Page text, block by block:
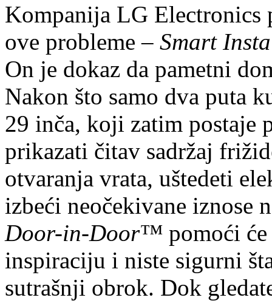
Kompanija LG Electronics
ove probleme – Smart
On je dokaz da pametni
Nakon što samo dva puta
29 inča, koji zatim postaje
prikazati čitav sadržaj
otvaranja vrata, uštedeti
izbeći neočekivane iznose
Door-in-Door™ pomoći
inspiraciju i niste sigurni
sutrašnji obrok. Dok